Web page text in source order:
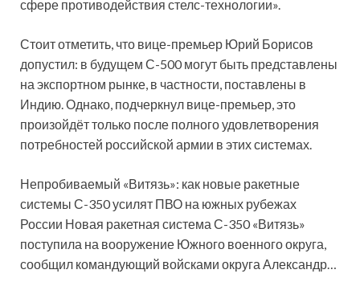
сфере противодействия стелс-технологии».
Стоит отметить, что вице-премьер Юрий Борисов
допустил: в будущем С-500 могут быть представлены
на экспортном рынке, в частности, поставлены в
Индию. Однако, подчеркнул вице-премьер, это
произойдёт только после полного удовлетворения
потребностей российской армии в этих системах.
Непробиваемый «Витязь»: как новые ракетные
системы С-350 усилят ПВО на южных рубежах
России Новая ракетная система С-350 «Витязь»
поступила на вооружение Южного военного округа,
сообщил командующий войсками округа Александр…